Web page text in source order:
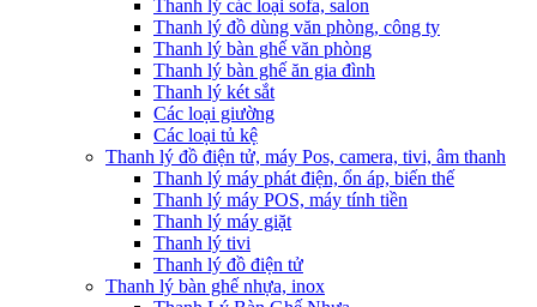
Thanh lý các loại sofa, salon
Thanh lý đồ dùng văn phòng, công ty
Thanh lý bàn ghế văn phòng
Thanh lý bàn ghế ăn gia đình
Thanh lý két sắt
Các loại giường
Các loại tủ kệ
Thanh lý đồ điện tử, máy Pos, camera, tivi, âm thanh
Thanh lý máy phát điện, ổn áp, biến thế
Thanh lý máy POS, máy tính tiền
Thanh lý máy giặt
Thanh lý tivi
Thanh lý đồ điện tử
Thanh lý bàn ghế nhựa, inox